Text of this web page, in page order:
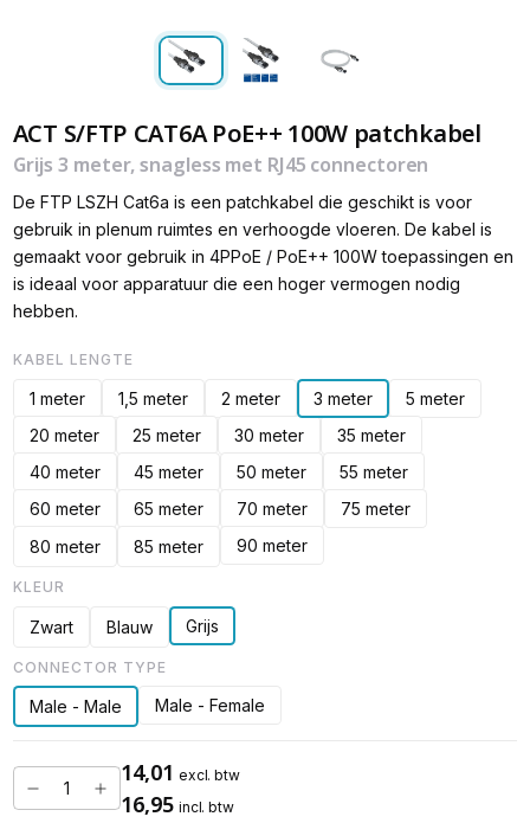
ACT S/FTP CAT6A PoE++ 100W patchkabel
Grijs 3 meter, snagless met RJ45 connectoren
De FTP LSZH Cat6a is een patchkabel die geschikt is voor
gebruik in plenum ruimtes en verhoogde vloeren. De kabel is
gemaakt voor gebruik in 4PPoE / PoE++ 100W toepassingen en
is ideaal voor apparatuur die een hoger vermogen nodig
hebben.
KABEL LENGTE
1 meter 1,5 meter 2 meter 3 meter
5 meter
20 meter
25 meter 30 meter
35 meter
40 meter
45 meter 50 meter
55 meter
60 meter
65 meter 70 meter
75 meter
80 meter
85 meter 90 meter
KLEUR
Zwart Blauw Grijs
CONNECTOR TYPE
Male - Male Male - Female
14,01 excl. btw
16,95 incl. btw